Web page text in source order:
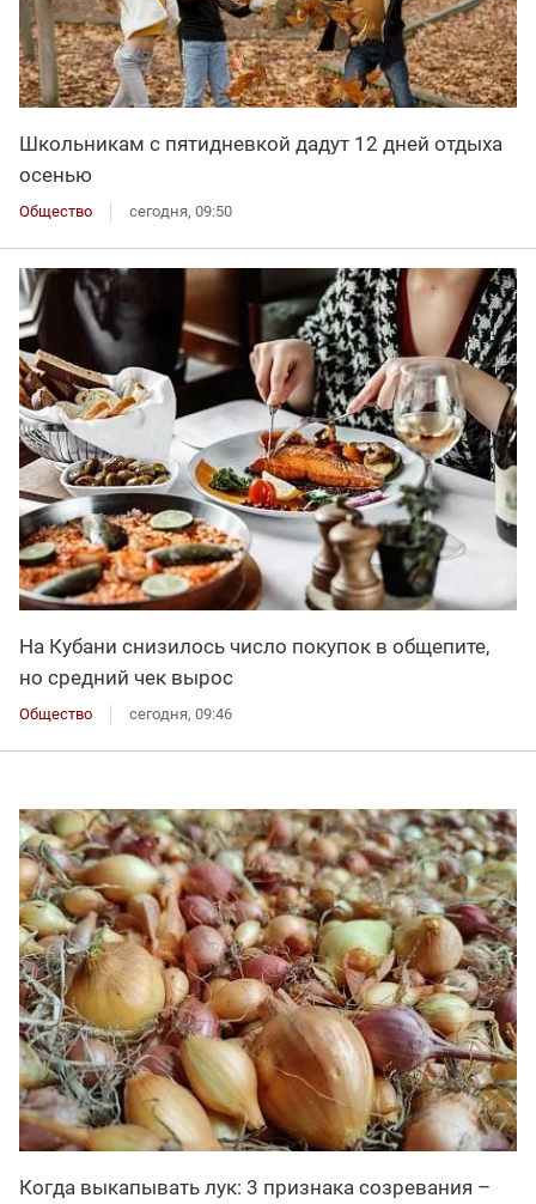
Школьникам с пятидневкой дадут 12 дней отдыха
осенью
Общество сегодня, 09:50
На Кубани снизилось число покупок в общепите,
но средний чек вырос
Общество сегодня, 09:46
Когда выкапывать лук: 3 признака созревания –